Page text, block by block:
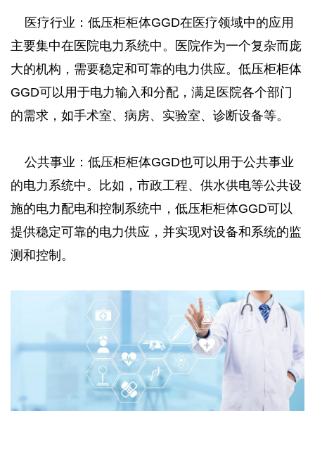
医疗行业：低压柜柜体GGD在医疗领域中的应用
主要集中在医院电力系统中。医院作为一个复杂而庞
大的机构，需要稳定和可靠的电力供应。低压柜柜体
GGD可以用于电力输入和分配，满足医院各个部门
的需求，如手术室、病房、实验室、诊断设备等。
公共事业：低压柜柜体GGD也可以用于公共事业
的电力系统中。比如，市政工程、供水供电等公共设
施的电力配电和控制系统中，低压柜柜体GGD可以
提供稳定可靠的电力供应，并实现对设备和系统的监
测和控制。